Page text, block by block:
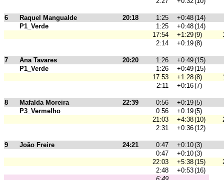
6 Raquel Mangualde 20:18 1:25 +0:48(14)
P1_Verde
1:25 +0:48(14)
17:54
+1:29(9)
2:14
+0:19(8)
7 Ana Tavares 20:20 1:26 +0:49(15)
P1_Verde
1:26 +0:49(15)
17:53
+1:28(8)
2:11
+0:16(7)
8 Mafalda Moreira 22:39 0:56 +0:19(5)
P3_Vermelho
0:56 +0:19(5)
21:03
+4:38(10)
2:31
+0:36(12)
9 João Freire 24:21 0:47 +0:10(3)
0:47
+0:10(3)
22:03
+5:38(15)
2:48
+0:53(16)